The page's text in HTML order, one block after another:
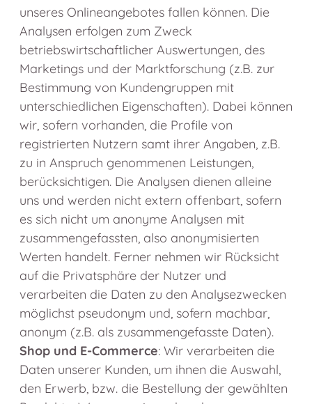
unseres Onlineangebotes fallen können. Die
Analysen erfolgen zum Zweck
betriebswirtschaftlicher Auswertungen, des
Marketings und der Marktforschung (z.B. zur
Bestimmung von Kundengruppen mit
unterschiedlichen Eigenschaften). Dabei können
wir, sofern vorhanden, die Profile von
registrierten Nutzern samt ihrer Angaben, z.B.
zu in Anspruch genommenen Leistungen,
berücksichtigen. Die Analysen dienen alleine
uns und werden nicht extern offenbart, sofern
es sich nicht um anonyme Analysen mit
zusammengefassten, also anonymisierten
Werten handelt. Ferner nehmen wir Rücksicht
auf die Privatsphäre der Nutzer und
verarbeiten die Daten zu den Analysezwecken
möglichst pseudonym und, sofern machbar,
anonym (z.B. als zusammengefasste Daten).
Shop und E-Commerce: Wir verarbeiten die
Daten unserer Kunden, um ihnen die Auswahl,
den Erwerb, bzw. die Bestellung der gewählten